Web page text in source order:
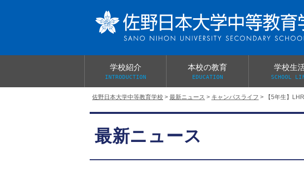
佐野日本大学中等教育学校 > 最新ニュース > キャンパスライフ > 【5年生】
学校紹介
INTRODUCTION
学校案内パンフレット
本校の教育
EDUCATION
総合的探究（学習）の時間
学校生
SCHOOL
制服紹介
桜美会
最新ニュース